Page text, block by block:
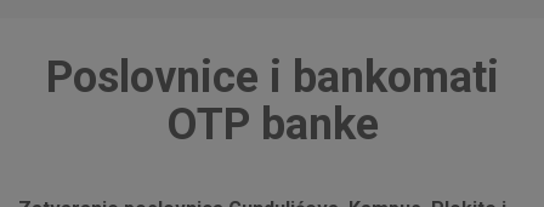
Globalna tržišta
Poslovnice i bankomati
OTP banke